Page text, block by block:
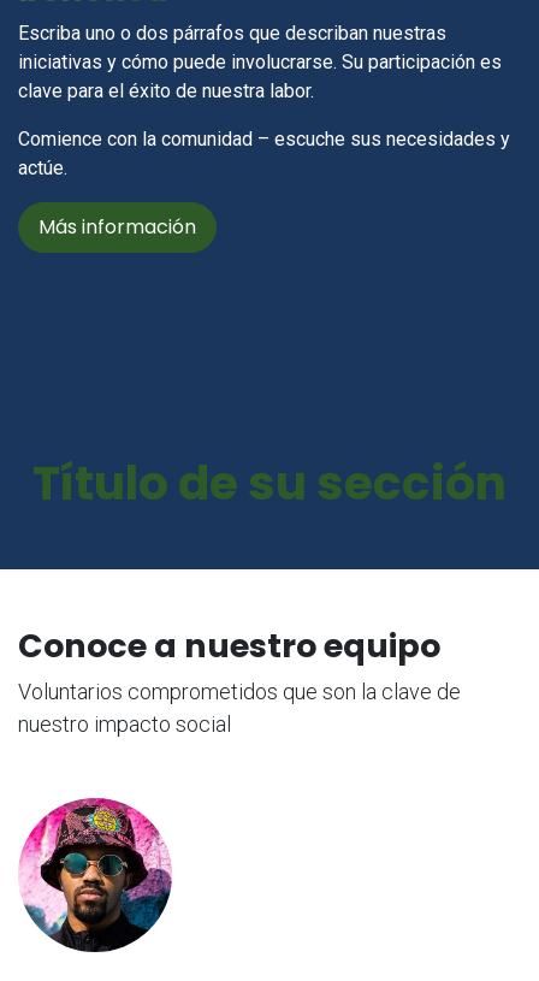
Escriba uno o dos párrafos que describan nuestras
iniciativas y cómo puede involucrarse. Su participación es
clave para el éxito de nuestra labor.
Comience con la comunidad – escuche sus necesidades y
actúe.
Más información
Título de su sección
Conoce a nuestro equipo
Voluntarios comprometidos que son la clave de
nuestro impacto social